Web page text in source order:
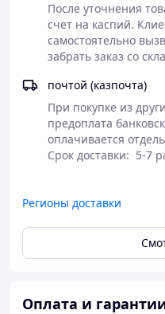
Характеристики:
Тип: электронные
Предел взвешивания:
Точность измерения:
Тарокомпенсация:
Дисплей: есть
Тип элементов
Индикация заряда
Конструкция тары:
Материал корпуса:
Размеры:
После уточнения
счет на каспий.
самостоятельно
забрать заказ со
почтой (казпочта)
При покупке из
предоплата
оплачивается
Регионы доставки
Оплата и